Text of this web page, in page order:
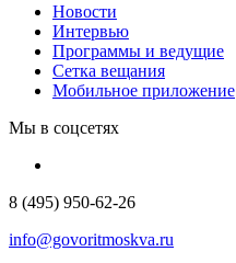
Новости
Интервью
Программы и ведущие
Сетка вещания
Мобильное приложение
Мы в соцсетях
8 (495) 950-62-26
info@govoritmoskva.ru